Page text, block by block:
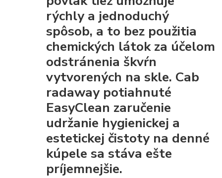
rýchly a jednoduchý
spôsob, a to bez použitia
chemických látok za účelom
odstránenia škvŕn
vytvorených na skle. Cab
radaway potiahnuté
EasyClean zaručenie
udržanie hygienickej a
estetickej čistoty na denné
kúpele sa stáva ešte
príjemnejšie.